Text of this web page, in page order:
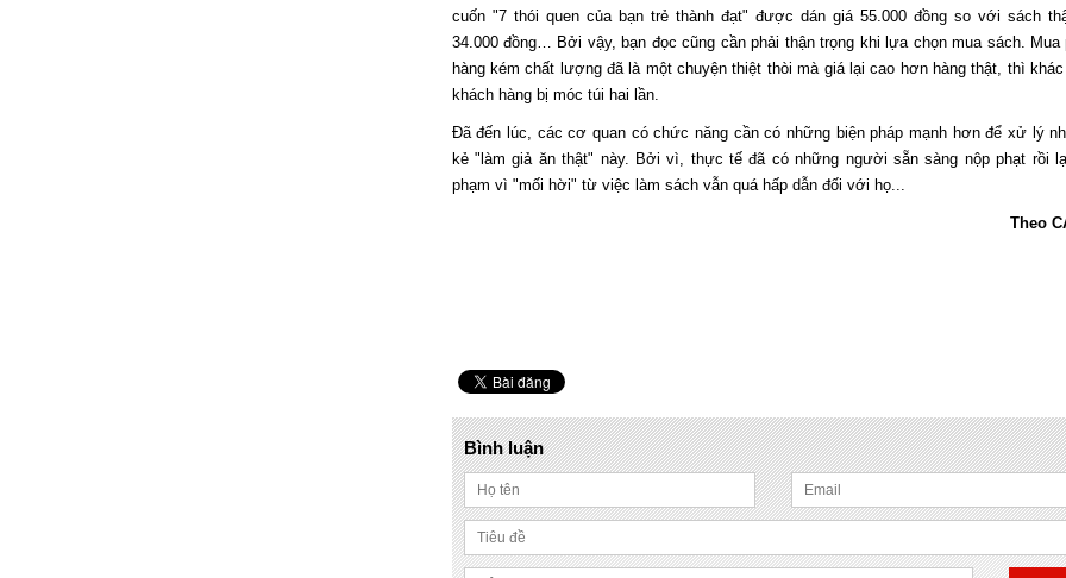
cuốn "7 thói quen của bạn trẻ thành đạt" được dán giá 55.000 đồng so với sách
34.000 đồng… Bởi vậy, bạn đọc cũng cần phải thận trọng khi lựa chọn mua sách. Mua
hàng kém chất lượng đã là một chuyện thiệt thòi mà giá lại cao hơn hàng thật, thì khác
khách hàng bị móc túi hai lần.
Đã đến lúc, các cơ quan có chức năng cần có những biện pháp mạnh hơn để xử lý
kẻ "làm giả ăn thật" này. Bởi vì, thực tế đã có những người sẵn sàng nộp phạt rồi
phạm vì "mối hời" từ việc làm sách vẫn quá hấp dẫn đối với họ...
Theo
Bình luận